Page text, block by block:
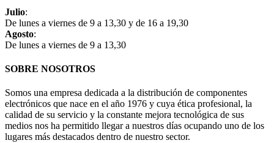
Julio:
De lunes a viernes de 9 a 13,30 y de 16 a 19,30
Agosto:
De lunes a viernes de 9 a 13,30
SOBRE NOSOTROS
Somos una empresa dedicada a la distribución de componentes
electrónicos que nace en el año 1976 y cuya ética profesional, la
calidad de su servicio y la constante mejora tecnológica de sus
medios nos ha permitido llegar a nuestros días ocupando uno de los
lugares más destacados dentro de nuestro sector.